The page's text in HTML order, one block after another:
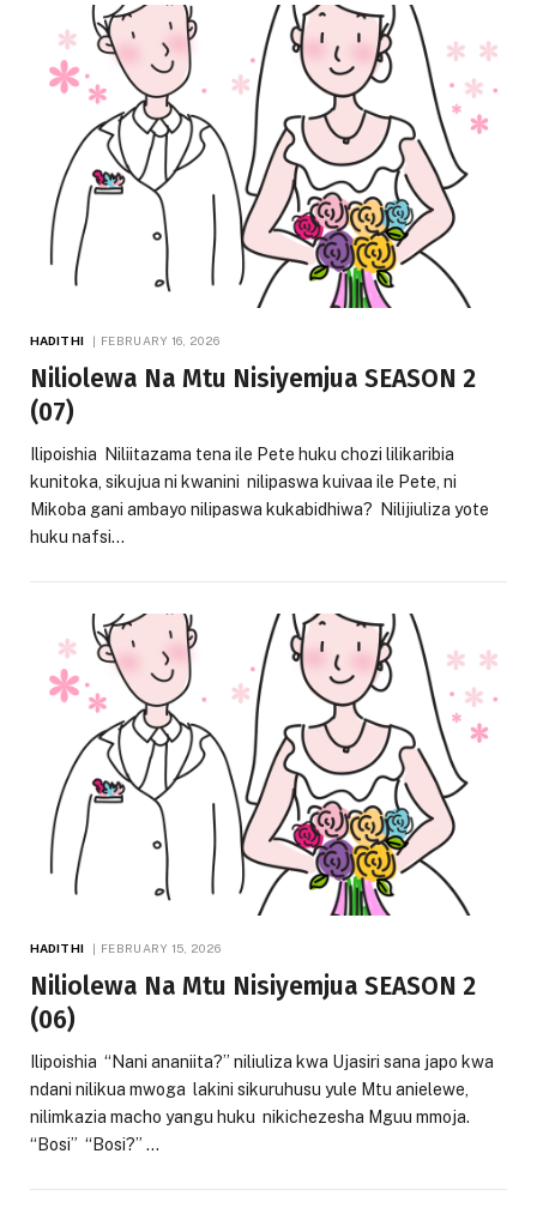
HADITHI FEBRUARY 16, 2026
Niliolewa Na Mtu Nisiyemjua SEASON 2
(07)
Ilipoishia Niliitazama tena ile Pete huku chozi lilikaribia
kunitoka, sikujua ni kwanini nilipaswa kuivaa ile Pete, ni
Mikoba gani ambayo nilipaswa kukabidhiwa? Nilijiuliza yote
huku nafsi…
HADITHI FEBRUARY 15, 2026
Niliolewa Na Mtu Nisiyemjua SEASON 2
(06)
Ilipoishia “Nani ananiita?” niliuliza kwa Ujasiri sana japo kwa
ndani nilikua mwoga lakini sikuruhusu yule Mtu anielewe,
nilimkazia macho yangu huku nikichezesha Mguu mmoja.
“Bosi” “Bosi?” …